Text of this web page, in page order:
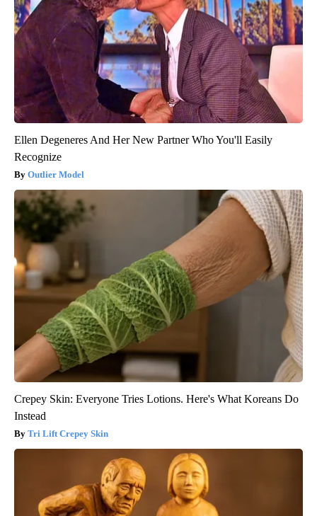
Ellen Degeneres And Her New Partner Who You'll Easily
Recognize
Outlier Model
Crepey Skin: Everyone Tries Lotions. Here's What Koreans Do
Instead
Tri Lift Crepey Skin